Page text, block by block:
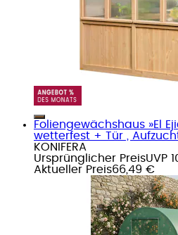
Foliengewächshaus »El
wetterfest + Tür ,
KONIFERA
Ursprünglicher PreisUVP
Aktueller Preis66,49 €